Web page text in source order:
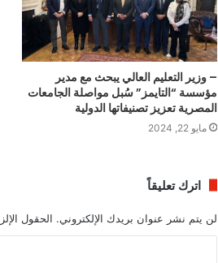
– وزير التعليم العالي يبحث مع مدير
مؤسسة “التايمز” سُبل مواصلة الجامعات
المصرية تعزيز تصنيفاتها الدولية
مايو 22, 2024
اترك تعليقاً
لن يتم نشر عنوان بريدك الإلكتروني. الحقول